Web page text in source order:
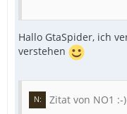
Hallo GtaSpider, ich
verstehen
Zitat von NO1 :-)